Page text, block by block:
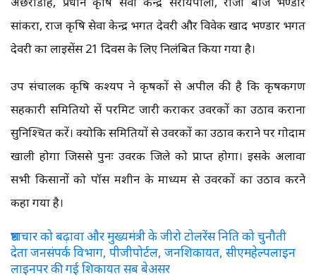
सांकरा, राज कृषि सेवा केन्द्र भगत देवरी और विवेक खाद भण्डार भगत
देवरी का लाईसेंस 21 दिवस के लिए निलंबित किया गया है।
उप संचालक कृषि कश्यप ने कृषकों से अपील की है कि कृषकगण
सहकारी समितियो सें परमिट जारी कराकर उर्वरकों का उठाव कराना
सुनिश्चित करें। क्योकि समितियों से उर्वरकों का उठाव कराने पर गोदाम
खाली होगा जिससे पुनः उर्वरक जिले को प्राप्त होगा। इसके अलावा
सभी किसानों को पॉस मशीन के माध्यम से उर्वरकों का उठाव करने
कहा गया है।
भ्रष्टाचार को बढ़ावा और मुख्यमंत्री के जीरो टोलरेंस निति को चुनौती
देता जनसंपर्क विभाग, पीजीपोर्टल, जनशिकायत, सीएमहेल्पलाइन
लाइनपर की गई शिकायत सब बेअसर